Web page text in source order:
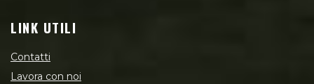
LINK UTILI
Contatti
Lavora con noi